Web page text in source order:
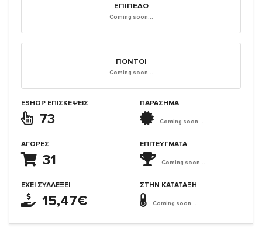
ΕΠΊΠΕΔΟ
Coming soon...
ΠΌΝΤΟΙ
Coming soon...
ESHOP ΕΠΙΣΚΈΨΕΙΣ
73
ΑΓΟΡΈΣ
31
ΈΧΕΙ ΣΥΛΛΈΞΕΙ
15,47€
ΠΑΡΑΣΗΜΑ
Coming soon...
ΕΠΙΤΕΎΓΜΑΤΑ
Coming soon...
ΣΤΗΝ ΚΑΤΆΤΑΞΗ
Coming soon...